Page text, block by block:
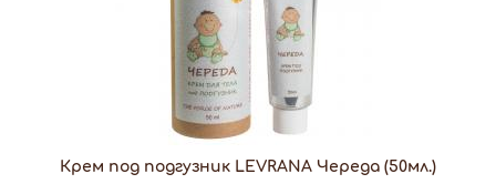
Крем под подгузник LEVRANA Череда (50мл.)